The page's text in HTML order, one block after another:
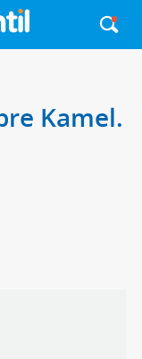
Kamel.